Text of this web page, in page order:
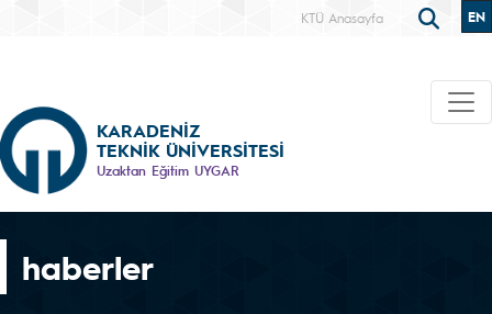
KTÜ Anasayfa EN
KARADENİZ
TEKNİK ÜNİVERSİTESİ
Uzaktan Eğitim UYGAR
haberler